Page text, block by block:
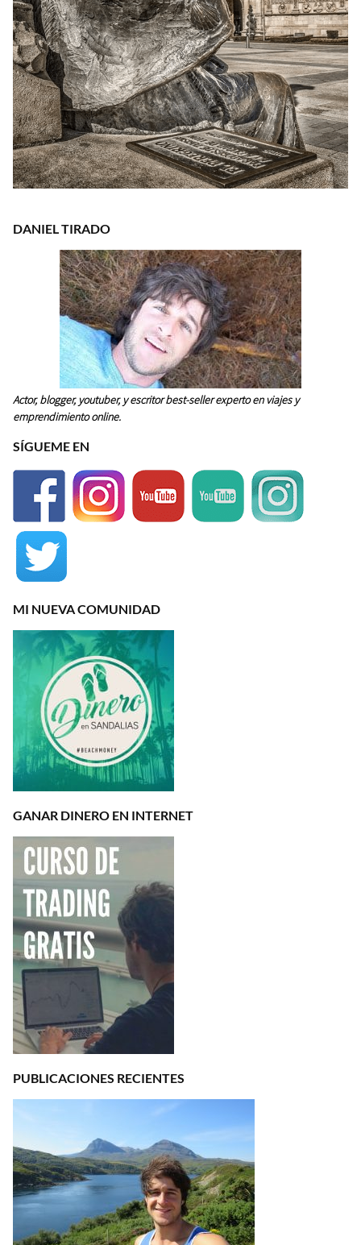
DANIEL TIRADO
Actor, blogger, youtuber, y escritor best-seller experto en viajes y
emprendimiento online.
SÍGUEME EN
MI NUEVA COMUNIDAD
GANAR DINERO EN INTERNET
PUBLICACIONES RECIENTES